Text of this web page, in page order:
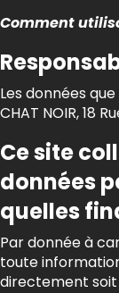
Comment
Les données
CHAT NOIR, 18
Ce site
données
quelles
Par donnée à
toute
directement